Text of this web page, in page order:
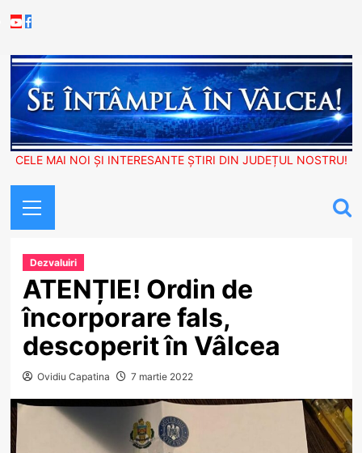
to
Youtube
Facebook
CELE MAI NOI ȘI INTERESANTE ȘTIRI DIN JUDEȚUL NOSTRU!
Menu
Dezvaluiri
ATENȚIE! Ordin de
încorporare fals,
descoperit în Vâlcea
Ovidiu Capatina 7 martie 2022